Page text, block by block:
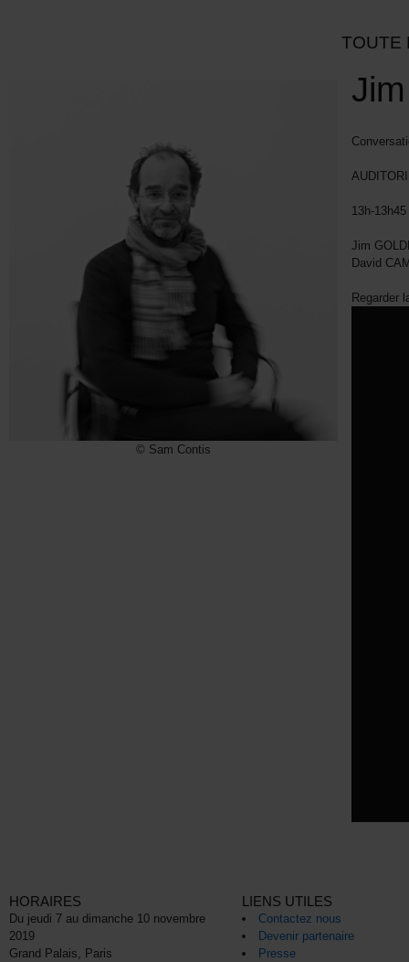
TOUTE
© Sam Contis
13h-13h45
Jim
David
Regarder
HORAIRES
Du jeudi 7 au dimanche 10 novembre
2019
Grand Palais, Paris
LIENS UTILES
Contactez nous
Devenir partenaire
Presse